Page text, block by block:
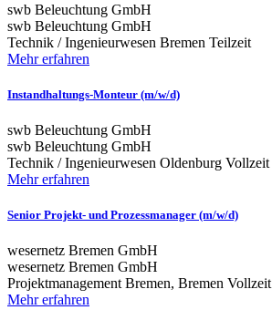
swb Beleuchtung GmbH
swb Beleuchtung GmbH
Technik / Ingenieurwesen Bremen Teilzeit
Mehr erfahren
Instandhaltungs-Monteur (m/w/d)
swb Beleuchtung GmbH
swb Beleuchtung GmbH
Technik / Ingenieurwesen Oldenburg Vollzeit
Mehr erfahren
Senior Projekt- und Prozessmanager (m/w/d)
wesernetz Bremen GmbH
wesernetz Bremen GmbH
Projektmanagement Bremen, Bremen Vollzeit
Mehr erfahren